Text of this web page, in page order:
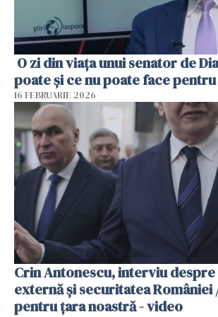
O zi din viața unui senator de
poate și ce nu poate face
16 FEBRUARIE 2026
Crin Antonescu, interviu
externă și securitatea României
pentru țara noastră - video